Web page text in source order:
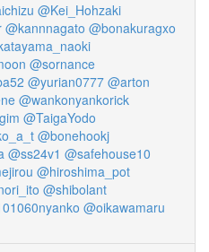
@Kei_Hohzaki
@kannnagato @bonakuragxo
@sornance
@yurian0777 @arton
@wankonyankorick
@TaigaYodo
@bonehookj
@ss24v1 @safehouse10
@hiroshima_pot
@shibolant
@oikawamaru